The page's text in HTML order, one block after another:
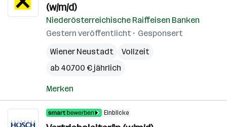
(w/m/d)
Niederösterreichische Raiffeisen Banken
Gestern veröffentlicht
Gesponsert
Wiener Neustadt
Vollzeit
ab 40.700 € jährlich
Merken
Einblicke